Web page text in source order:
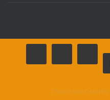
Theme von Colorlib